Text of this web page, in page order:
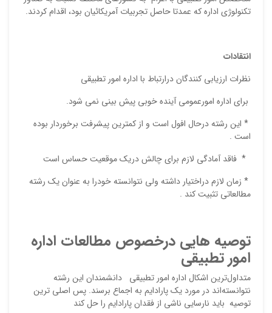
تکنولوژی اداره که عمدتا حاصل تجربیات آمریکائیان بود، اقدام کردند.
انتقادات
نظرات ارزیابی کنندگان درارتباط با اداره امور تطبیقی
 برای اداره امورعمومی آینده خوبی پیش بینی نمی شود.
 * این رشته درحال افول است و از کمترین پیشرفت برخوردار بوده
است .
 * فاقد آمادگی لازم برای چالش دریک موقعیت حساس است
 * زمان لازم دراختیار داشته ولی نتوانسته خودرا به عنوان یک رشته
مطالعاتی تثبیت کند .
توصیه هایی درخصوص مطالعات اداره
امور تطبیقی
متداول‌ترین اشکال اداره امور تطبیقی دانشمندان این رشته
نتوانسته‌اند در مورد یک پارادایم به اجماع برسند. پس اصلی ترین
توصیه باید نارسایی ناشی از فقدان پارادایم را حل کند